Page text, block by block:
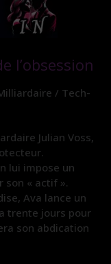
l’obsession
/ Tech-
Julian Voss,
lui impose un
son « actif ».
Ava lance un
trente jours pour
son abdication